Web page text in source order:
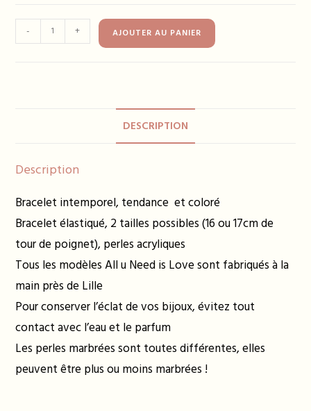
de
- + AJOUTER AU PANIER
DESCRIPTION
Description
Bracelet intemporel, tendance et coloré
Bracelet élastiqué, 2 tailles possibles (16 ou 17cm de
tour de poignet), perles acryliques
Tous les modèles All u Need is Love sont fabriqués à la
main près de Lille
Pour conserver l’éclat de vos bijoux, évitez tout
contact avec l’eau et le parfum
Les perles marbrées sont toutes différentes, elles
peuvent être plus ou moins marbrées !